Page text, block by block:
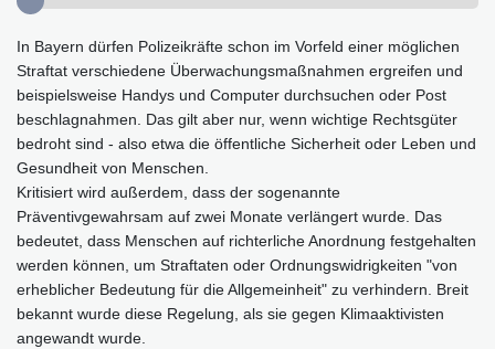
In Bayern dürfen Polizeikräfte schon im Vorfeld einer möglichen
Straftat verschiedene Überwachungsmaßnahmen ergreifen und
beispielsweise Handys und Computer durchsuchen oder Post
beschlagnahmen. Das gilt aber nur, wenn wichtige Rechtsgüter
bedroht sind - also etwa die öffentliche Sicherheit oder Leben und
Gesundheit von Menschen.
Kritisiert wird außerdem, dass der sogenannte
Präventivgewahrsam auf zwei Monate verlängert wurde. Das
bedeutet, dass Menschen auf richterliche Anordnung festgehalten
werden können, um Straftaten oder Ordnungswidrigkeiten "von
erheblicher Bedeutung für die Allgemeinheit" zu verhindern. Breit
bekannt wurde diese Regelung, als sie gegen Klimaaktivisten
angewandt wurde.